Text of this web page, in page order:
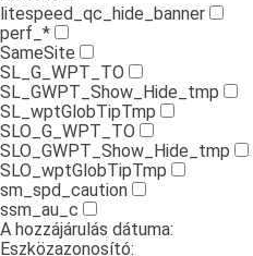
litespeed_qc_hide_banner
perf_*
SameSite
SL_G_WPT_TO
SL_GWPT_Show_Hide_tmp
SL_wptGlobTipTmp
SLO_G_WPT_TO
SLO_GWPT_Show_Hide_tmp
SLO_wptGlobTipTmp
sm_spd_caution
ssm_au_c
A hozzájárulás dátuma:
Eszközazonosító: